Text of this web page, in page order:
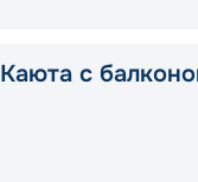
Каюта с